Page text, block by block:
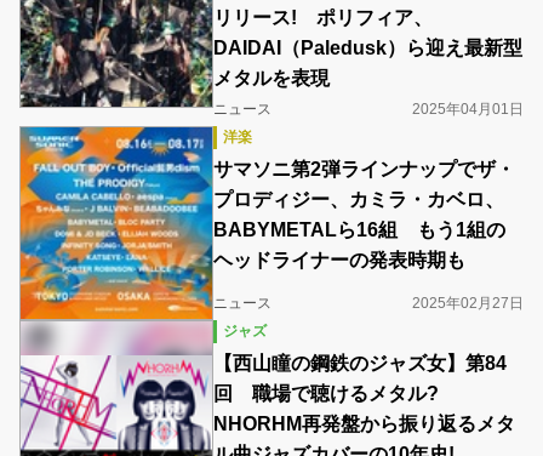
リリース! ポリフィア、
DAIDAI（Paledusk）ら迎え最新型
メタルを表現
ニュース
2025年04月01日
洋楽
サマソニ第2弾ラインナップでザ・
プロディジー、カミラ・カベロ、
BABYMETALら16組 もう1組の
ヘッドライナーの発表時期も
ニュース
2025年02月27日
ジャズ
【西山瞳の鋼鉄のジャズ女】第84
回 職場で聴けるメタル?
NHORHM再発盤から振り返るメタ